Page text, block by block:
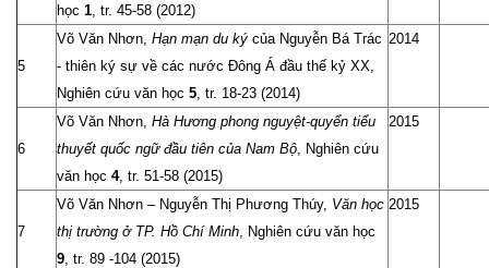
học 1 , tr. 45-58 (2012)
5
Võ Văn Nhơn, Hạn mạn du ký của Nguyễn Bá Trác
- thiên ký sự về các nước Đông Á đầu thế kỷ XX,
Nghiên cứu văn học 5 , tr. 18-23 (2014)
2014
6
Võ Văn Nhơn, Hà Hương phong nguyệt-quyển tiểu
thuyết quốc ngữ đầu tiên của Nam Bộ , Nghiên cứu
văn học 4, tr. 51-58 (2015)
2015
7
Võ Văn Nhơn – Nguyễn Thị Phương Thúy, Văn học
thị trường ở TP. Hồ Chí Minh , Nghiên cứu văn học
9 , tr. 89 -104 (2015)
2015